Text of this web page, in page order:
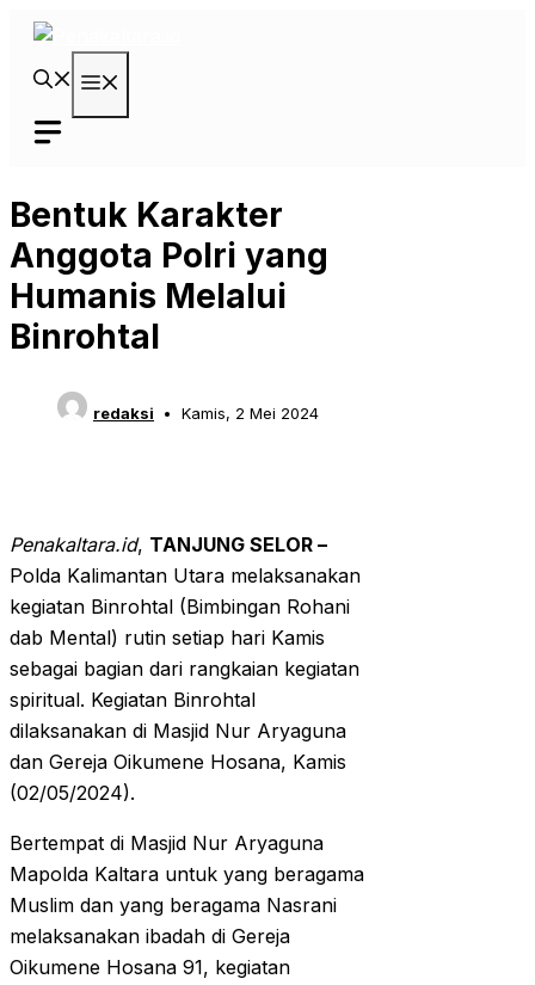
Langsung
Bentuk Karakter
Anggota Polri yang
Humanis Melalui
Binrohtal
redaksi Kamis, 2 Mei 2024
Penakaltara.id, TANJUNG SELOR –
Polda Kalimantan Utara melaksanakan
kegiatan Binrohtal (Bimbingan Rohani
dab Mental) rutin setiap hari Kamis
sebagai bagian dari rangkaian kegiatan
spiritual. Kegiatan Binrohtal
dilaksanakan di Masjid Nur Aryaguna
dan Gereja Oikumene Hosana, Kamis
(02/05/2024).
Bertempat di Masjid Nur Aryaguna
Mapolda Kaltara untuk yang beragama
Muslim dan yang beragama Nasrani
melaksanakan ibadah di Gereja
Oikumene Hosana 91, kegiatan